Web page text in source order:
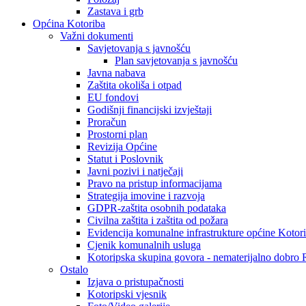
Zastava i grb
Općina Kotoriba
Važni dokumenti
Savjetovanja s javnošću
Plan savjetovanja s javnošću
Javna nabava
Zaštita okoliša i otpad
EU fondovi
Godišnji financijski izvještaji
Proračun
Prostorni plan
Revizija Općine
Statut i Poslovnik
Javni pozivi i natječaji
Pravo na pristup informacijama
Strategija imovine i razvoja
GDPR-zaštita osobnih podataka
Civilna zaštita i zaštita od požara
Evidencija komunalne infrastrukture općine
Cjenik komunalnih usluga
Kotoripska skupina govora - nematerijalno dobro
Ostalo
Izjava o pristupačnosti
Kotoripski vjesnik